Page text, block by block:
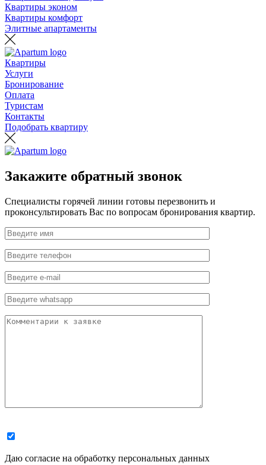
Квартиры эконом
Квартиры комфорт
Элитные апартаменты
Квартиры
Услуги
Бронирование
Оплата
Туристам
Контакты
Подобрать квартиру
Закажите обратный звонок
Специалисты горячей линии готовы перезвонить и
проконсультировать Вас по вопросам бронирования квартир.
Даю согласие на обработку персональных данных